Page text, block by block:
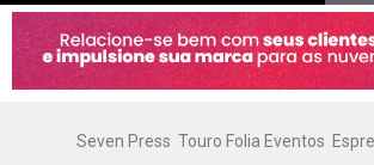
Seven Press Touro Folia Eventos